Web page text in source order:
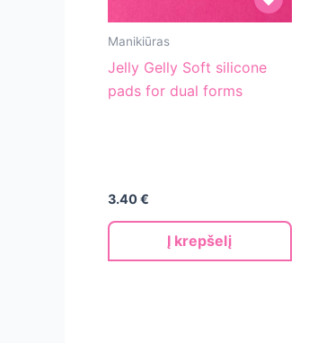
Jelly
Soft
silicone
forms
Manikiūras
Jelly Gelly Soft silicone
pads for dual forms
3.40€
Į krepšelį